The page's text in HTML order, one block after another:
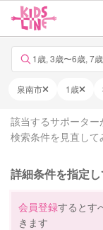
1歳, 3歳〜6歳, 7
泉南市 1歳
該当するサポーター
検索条件を見直して
詳細条件を指定
会員登録するとす
きます